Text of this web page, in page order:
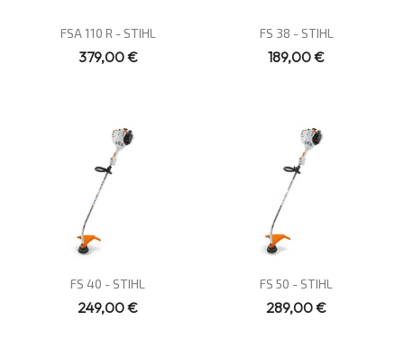
 Vue rapide
FSA 110 R - STIHL
379,00 €
 Vue rapide
FS 38 - STIHL
189,00 €
 Vue rapide
FS 40 - STIHL
249,00 €
 Vue rapide
FS 50 - STIHL
289,00 €